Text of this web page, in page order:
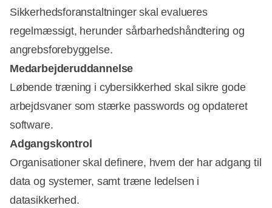
Sikkerhedsforanstaltninger skal evalueres
regelmæssigt, herunder sårbarhedshåndtering og
angrebsforebyggelse.
Medarbejderuddannelse
Løbende træning i cybersikkerhed skal sikre gode
arbejdsvaner som stærke passwords og opdateret
software.
Adgangskontrol
Organisationer skal definere, hvem der har adgang til
data og systemer, samt træne ledelsen i
datasikkerhed.